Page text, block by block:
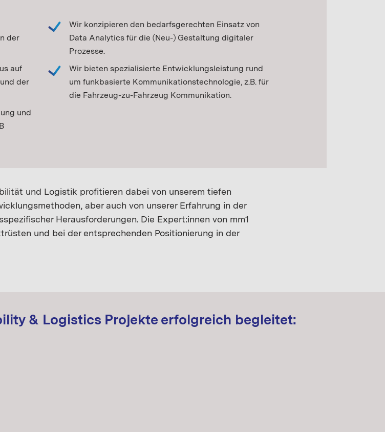
der
auf
der
und
Wir konzipieren den bedarfsgerechten Einsatz von
Data Analytics für die (Neu-) Gestaltung digitaler
Prozesse.
Wir bieten spezialisierte Entwicklungsleistung rund
um funkbasierte Kommunikationstechnologie, z.B. für
die Fahrzeug-zu-Fahrzeug Kommunikation.
und Logistik profitieren dabei von unserem tiefen
aber auch von unserer Erfahrung in der
Herausforderungen. Die Expert:innen von mm1
und bei der entsprechenden Positionierung in der
& Logistics Projekte erfolgreich begleitet: